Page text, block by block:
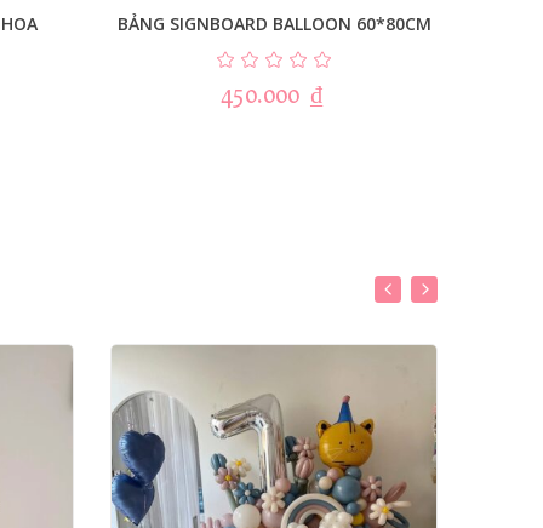
BẢNG SIGNBOARD BALLOON 60*80CM
450.000 ₫